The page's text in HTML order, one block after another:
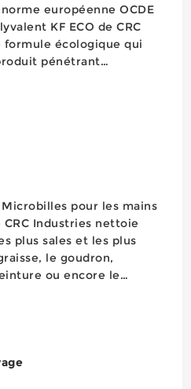
européenne OCDE
KF ECO de CRC
formule écologique qui
pénétrant
pour les mains
Industries nettoie
plus sales et les plus
le goudron,
ou encore le